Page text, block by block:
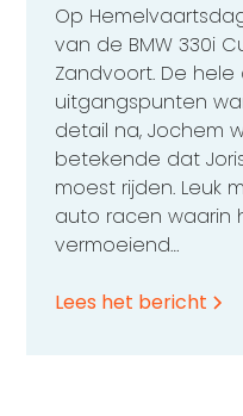
Op
van de BMW 330i
Zandvoort. De
uitgangspunten
detail na, Jochem
betekende dat
moest rijden. Leuk
auto racen waarin
vermoeiend…
Lees het bericht